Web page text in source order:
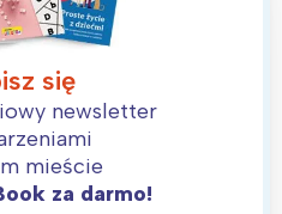
się
newsletter
mieście
za darmo!
wydarzenia z
Śląsk
Kraków
Południe